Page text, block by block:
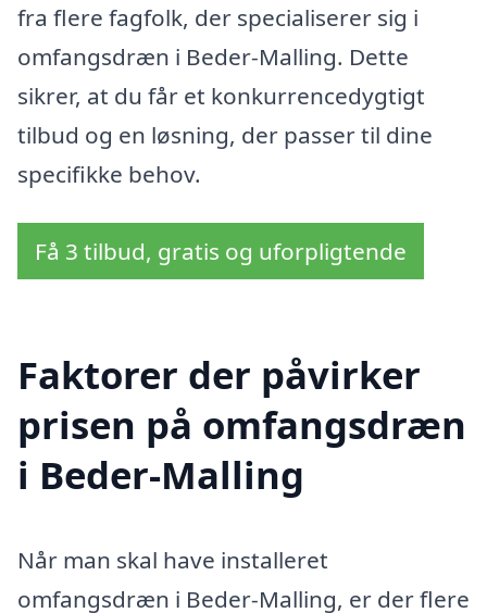
fra flere fagfolk, der specialiserer sig i
omfangsdræn i Beder-Malling. Dette
sikrer, at du får et konkurrencedygtigt
tilbud og en løsning, der passer til dine
specifikke behov.
Få 3 tilbud, gratis og uforpligtende
Faktorer der påvirker
prisen på omfangsdræn
i Beder-Malling
Når man skal have installeret
omfangsdræn i Beder-Malling, er der flere